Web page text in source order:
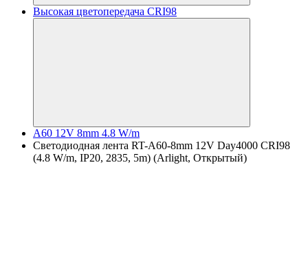
Высокая цветопередача CRI98
A60 12V 8mm 4.8 W/m
Светодиодная лента RT-A60-8mm 12V Day4000 CRI98
(4.8 W/m, IP20, 2835, 5m) (Arlight, Открытый)